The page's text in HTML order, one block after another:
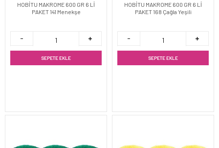
HOBİTU MAKROME 600 GR 6 Lİ
PAKET 141 Menekşe
SEPETE EKLE
HOBİTU MAKROME 600 GR 6 Lİ
PAKET 168 Çağla Yeşili
SEPETE EKLE